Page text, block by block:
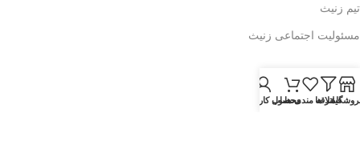
تیم زنیث
مسئولیت اجتماعی زنیث
تماس با ما
اطلاعات تماس
فیلتر ها
علاقه مندی ها
محصول
حساب کاربری من